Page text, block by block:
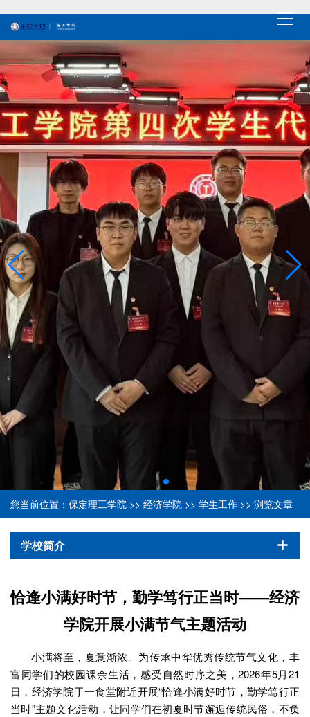
您当前位置： 保定理工学院 >> 经济学院 >> 学生工作 >> 浏览文章
学校简介
恰逢小满好时节，勤学笃行正当时——经济
学院开展小满节气主题活动
小满将至，夏意渐浓。为传承中华优秀传统节气文化，丰
富同学们的校园课余生活，感受自然时序之美，2026年5月21
日，经济学院于一食堂附近开展“恰逢小满好时节，勤学笃行正
当时”主题文化活动，让同学们在初夏时节邂逅传统民俗，不负